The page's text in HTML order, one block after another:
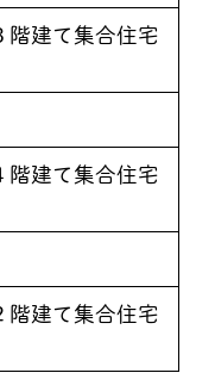
建て集合住宅
建て集合住宅
建て集合住宅